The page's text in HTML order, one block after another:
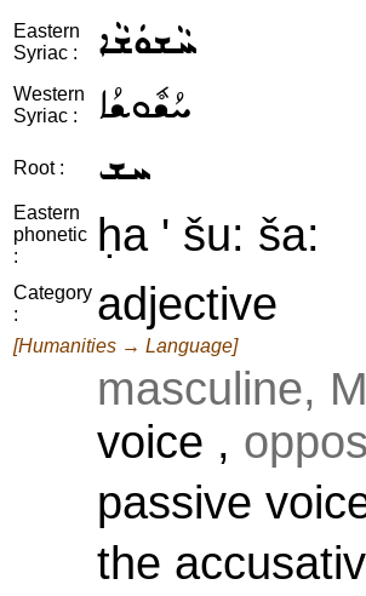
Eastern
Syriac :
ܚܵܫܘܿܫܵܐ
Western
Syriac :
ܚܳܫܽܘܫܳܐ
Root : ܚܫ
Eastern
phonetic
:
ḥa ' šu: ša:
Category
:
adjective
[Humanities → Language]
masculine,
voice ,
passive
the